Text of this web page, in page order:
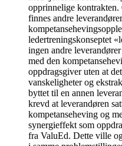
opprinnelige
finnes andre
ledertreningskonseptet
ingen andre
med den
oppdragsgiver uten at
vanskeligheter og
byttet til en annen
krevd at leverandøren
kompetanseheving og
synergieffekt som
fra ValuEd. Dette ville